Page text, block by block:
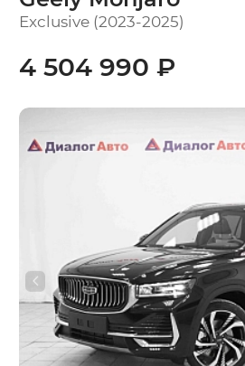
Exclusive (2023-2025)
4 504 990 ₽